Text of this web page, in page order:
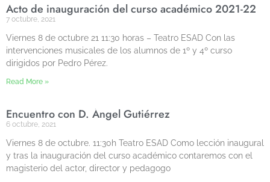
Acto de inauguración del curso académico 2021-22
7 octubre, 2021
Viernes 8 de octubre 21 11:30 horas – Teatro ESAD Con las
intervenciones musicales de los alumnos de 1º y 4º curso
dirigidos por Pedro Pérez.
Read More »
Encuentro con D. Ángel Gutiérrez
6 octubre, 2021
Viernes 8 de octubre. 11:30h Teatro ESAD Como lección inaugural
y tras la inauguración del curso académico contaremos con el
magisterio del actor, director y pedagogo